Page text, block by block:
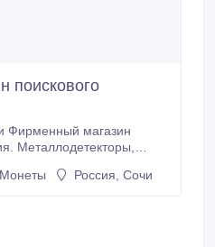
поискового
Фирменный магазин
Металлодетекторы,
для поиска.
Монеты Россия, Сочи